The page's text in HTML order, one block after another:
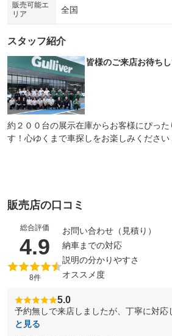
販売可能エ
リア
全国
スタッフ紹介
皆様のご来店お待ち
約２００台の展示在庫からお客様にぴった
す！心ゆくまで車探しをお楽しみください
販売店の口コミ
総合評価
4.9 （5点満点中
8件
お問い合わせ（見積り）
納車までの対応
説明の分かりやすさ
オススメ度
5.0
予約無しで来店しましたが、丁寧に対応
と見る